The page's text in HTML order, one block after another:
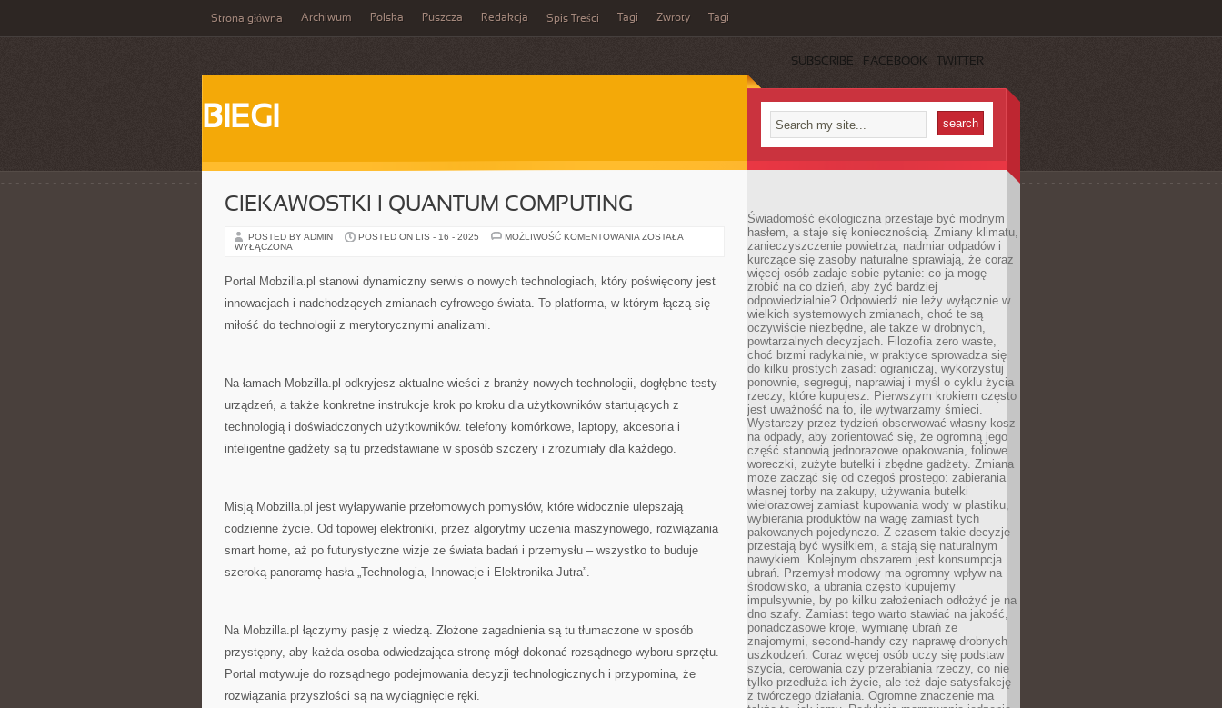
Strona główna Archiwum Polska Puszcza Redakcja Spis Treści Tagi Zwroty Tagi
SUBSCRIBE FACEBOOK TWITTER
BIEGI
CIEKAWOSTKI I QUANTUM COMPUTING
POSTED BY ADMIN POSTED ON LIS - 16 - 2025 MOŻLIWOŚĆ KOMENTOWANIA CIEKAWOSTKI
ZOSTAŁA
WYŁĄCZONA
Portal Mobzilla.pl stanowi dynamiczny serwis o nowych technologiach, który poświęcony jest
innowacjach i nadchodzących zmianach cyfrowego świata. To platforma, w którym łączą się
miłość do technologii z merytorycznymi analizami.
Na łamach Mobzilla.pl odkryjesz aktualne wieści z branży nowych technologii, dogłębne testy
urządzeń, a także konkretne instrukcje krok po kroku dla użytkowników startujących z
technologią i doświadczonych użytkowników. telefony komórkowe, laptopy, akcesoria i
inteligentne gadżety są tu przedstawiane w sposób szczery i zrozumiały dla każdego.
Misją Mobzilla.pl jest wyłapywanie przełomowych pomysłów, które widocznie ulepszają
codzienne życie. Od topowej elektroniki, przez algorytmy uczenia maszynowego, rozwiązania
smart home, aż po futurystyczne wizje ze świata badań i przemysłu – wszystko to buduje
szeroką panoramę hasła „Technologia, Innowacje i Elektronika Jutra”.
Na Mobzilla.pl łączymy pasję z wiedzą. Złożone zagadnienia są tu tłumaczone w sposób
przystępny, aby każda osoba odwiedzająca stronę mógł dokonać rozsądnego wyboru sprzętu.
Portal motywuje do rozsądnego podejmowania decyzji technologicznych i przypomina, że
rozwiązania przyszłości są na wyciągnięcie ręki.
Świadomość ekologiczna przestaje być modnym
hasłem, a staje się koniecznością. Zmiany klimatu,
zanieczyszczenie powietrza, nadmiar odpadów i
kurczące się zasoby naturalne sprawiają, że coraz
więcej osób zadaje sobie pytanie: co ja mogę
zrobić na co dzień, aby żyć bardziej
odpowiedzialnie? Odpowiedź nie leży wyłącznie w
wielkich systemowych zmianach, choć te są
oczywiście niezbędne, ale także w drobnych,
powtarzalnych decyzjach. Filozofia zero waste,
choć brzmi radykalnie, w praktyce sprowadza się
do kilku prostych zasad: ograniczaj, wykorzystuj
ponownie, segreguj, naprawiaj i myśl o cyklu życia
rzeczy, które kupujesz. Pierwszym krokiem często
jest uważność na to, ile wytwarzamy śmieci.
Wystarczy przez tydzień obserwować własny kosz
na odpady, aby zorientować się, że ogromną jego
część stanowią jednorazowe opakowania, foliowe
woreczki, zużyte butelki i zbędne gadżety. Zmiana
może zacząć się od czegoś prostego: zabierania
własnej torby na zakupy, używania butelki
wielorazowej zamiast kupowania wody w plastiku,
wybierania produktów na wagę zamiast tych
pakowanych pojedynczo. Z czasem takie decyzje
przestają być wysiłkiem, a stają się naturalnym
nawykiem. Kolejnym obszarem jest konsumpcja
ubrań. Przemysł modowy ma ogromny wpływ na
środowisko, a ubrania często kupujemy
impulsywnie, by po kilku założeniach odłożyć je na
dno szafy. Zamiast tego warto stawiać na jakość,
ponadczasowe kroje, wymianę ubrań ze
znajomymi, second-handy czy naprawę drobnych
uszkodzeń. Coraz więcej osób uczy się podstaw
szycia, cerowania czy przerabiania rzeczy, co nie
tylko przedłuża ich życie, ale też daje satysfakcję
z twórczego działania. Ogromne znaczenie ma